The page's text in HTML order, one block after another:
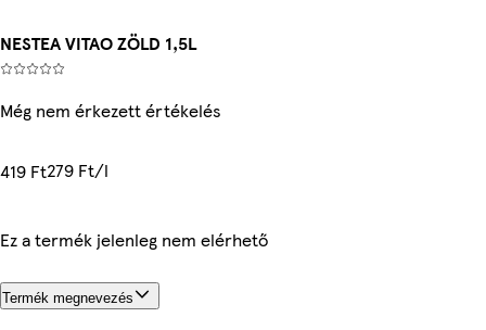
NESTEA VITAO ZÖLD 1,5L
Még nem érkezett értékelés
419 Ft279 Ft/l
Ez a termék jelenleg nem elérhető
Termék megnevezés